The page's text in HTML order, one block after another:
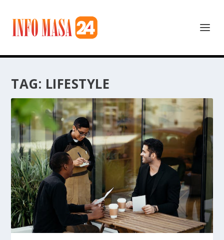
TAG: LIFESTYLE